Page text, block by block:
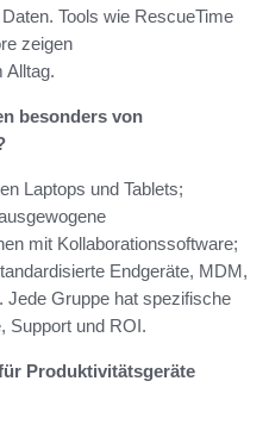
Tools wie RescueTime
zeigen
Alltag.
besonders von
Laptops und Tablets;
mit Kollaborationssoftware;
Endgeräte, MDM,
Jede Gruppe hat spezifische
Support und ROI.
Produktivitätsgeräte